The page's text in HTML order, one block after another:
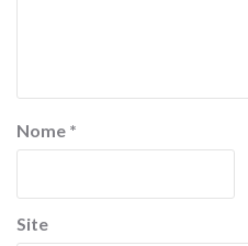
Nome *
Site